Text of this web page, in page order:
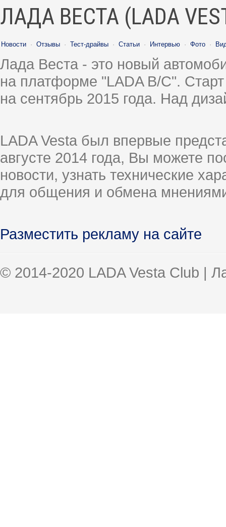
ЛАДА ВЕСТА (LADA
Новости · Отзывы · Тест-драйвы · Статьи · Интервью · Фото ·
Лада Веста - это новый
на платформе "LADA B/C".
на сентябрь 2015 года. Над
LADA Vesta был впервые
августе 2014 года, Вы можете
новости, узнать технические
для общения и обмена
Разместить рекламу на сайте
© 2014-2020 LADA Vesta Club |